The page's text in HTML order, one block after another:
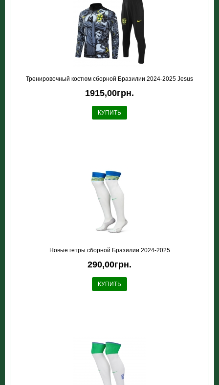
Тренировочный костюм сборной Бразилии 2024-2025 Jesus
1915,00грн.
КУПИТЬ
Новые гетры сборной Бразилии 2024-2025
290,00грн.
КУПИТЬ